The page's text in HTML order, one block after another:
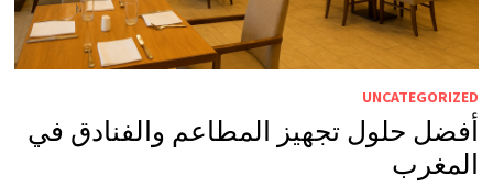
UNCATEGORIZED
أفضل حلول تجهيز المطاعم والفنادق في
المغرب